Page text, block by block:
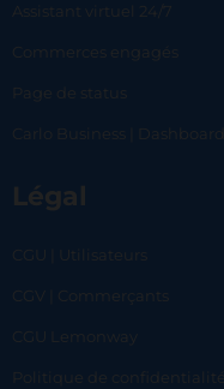
Assistant virtuel 24/7
Commerces engagés
Page de status
Carlo Business | Dashboard
Légal
CGU | Utilisateurs
CGV | Commerçants
CGU Lemonway
Politique de confidentialité